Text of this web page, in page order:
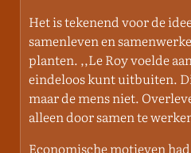
Het is tekenend voor de
samenleven en
planten. ,,Le Roy voelde
eindeloos kunt uitbuiten.
maar de mens niet.
alleen door samen te
Economische motieven